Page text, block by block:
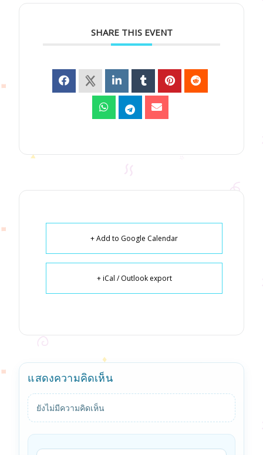
SHARE THIS EVENT
+ Add to Google Calendar
+ iCal / Outlook export
แสดงความคิดเห็น
ยังไม่มีความคิดเห็น